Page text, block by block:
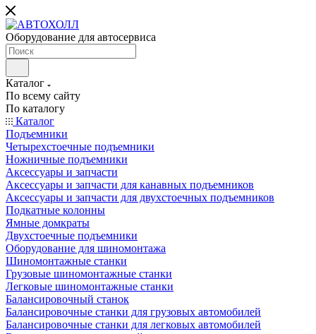
Оборудование для автосервиса
Каталог
По всему сайту
По каталогу
Каталог
Подъемники
Четырехстоечные подъемники
Ножничные подъемники
Аксессуары и запчасти
Аксессуары и запчасти для канавных подъемников
Аксессуары и запчасти для двухстоечных подъемников
Подкатные колонны
Ямные домкраты
Двухстоечные подъемники
Оборудование для шиномонтажа
Шиномонтажные станки
Грузовые шиномонтажные станки
Легковые шиномонтажные станки
Балансировочный станок
Балансировочные станки для грузовых автомобилей
Балансировочные станки для легковых автомобилей